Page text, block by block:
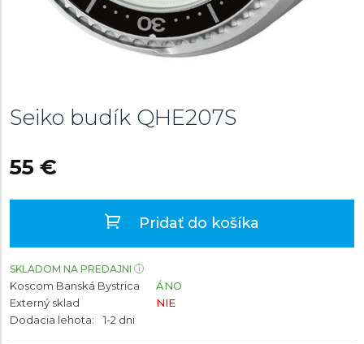
Seiko budík QHE207S
55 €
Pridať do košíka
SKLADOM NA PREDAJNI
Koscom Banská Bystrica
ÁNO
Externý sklad
NIE
Dodacia lehota:
1-2 dni